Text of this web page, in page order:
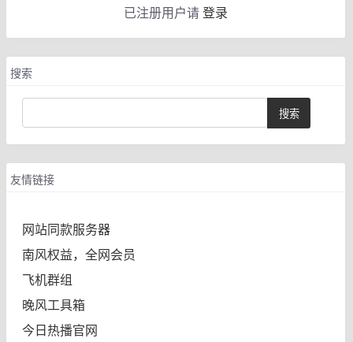
已注册用户请登录
搜索
友情链接
网站同款服务器
南风权益，全网会员
飞机群组
晚风工具箱
今日热播官网